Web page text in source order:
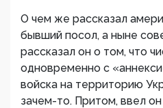
О чем же рассказал
бывший посол, а ныне
рассказал он о том, что
одновременно с
войска на территорию
зачем-то. Притом, ввел